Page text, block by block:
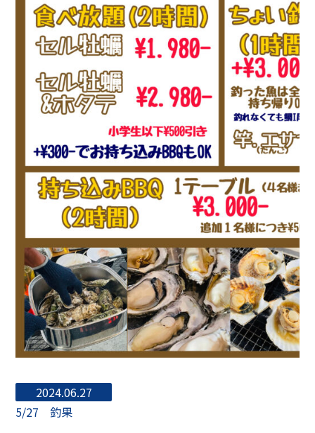
2024.06.27
5/27 釣果